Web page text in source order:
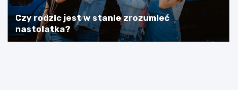
Czy rodzic jest w stanie zrozumieć
nastolatka?